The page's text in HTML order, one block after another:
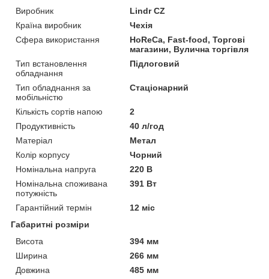
Виробник
Lindr CZ
Країна виробник
Чехія
Сфера використання
HoReCa, Fast-food, Торгові
магазини, Вулична торгівля
Тип встановлення
обладнання
Підлоговий
Тип обладнання за
мобільністю
Стаціонарний
Кількість сортів напою
2
Продуктивність
40 л/год
Матеріал
Метал
Колір корпусу
Чорний
Номінальна напруга
220 В
Номінальна споживана
потужність
391 Вт
Гарантійний термін
12 міс
Габаритні розміри
Висота
394 мм
Ширина
266 мм
Довжина
485 мм